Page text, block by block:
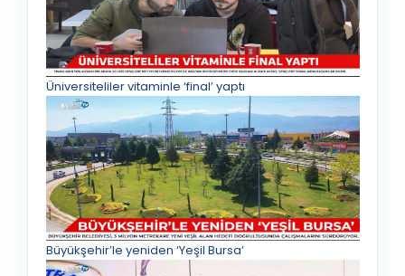
Üniversiteliler vitaminle ‘final’ yaptı
Büyükşehir’le yeniden ‘Yeşil Bursa’